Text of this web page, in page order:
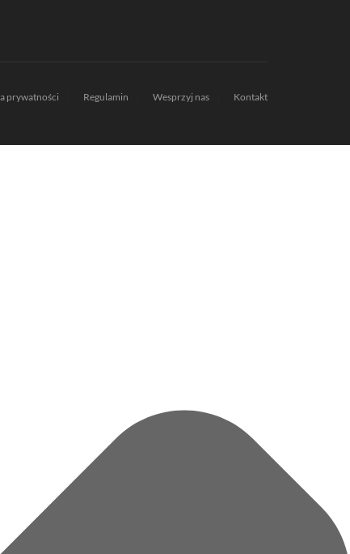
prywatności Regulamin Wesprzyj nas Kontakt